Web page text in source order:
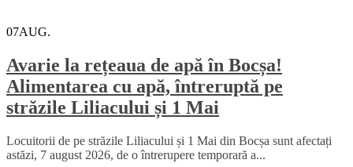
07AUG.
Avarie la rețeaua de apă în Bocșa!
Alimentarea cu apă, întreruptă pe
străzile Liliacului și 1 Mai
Locuitorii de pe străzile Liliacului și 1 Mai din Bocșa sunt afectați
astăzi, 7 august 2026, de o întrerupere temporară a...